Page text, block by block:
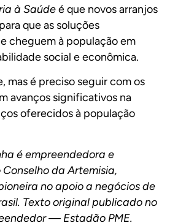
à Saúdeé que novos arranjos
que as soluções
cheguem à população em
social e econômica.
mas é preciso seguir com os
avanços significativos na
oferecidos à população
é empreendedora e
da Artemisia,
no apoio a negócios de
Texto original publicado no
— Estadão PME.